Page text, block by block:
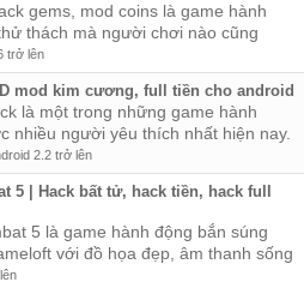
gems, mod coins là game hành
thách mà người chơi nào cũng
trở lên
mod kim cương, full tiền cho android
là một trong những game hành
nhiều người yêu thích nhất hiện nay.
2.2 trở lên
5 | Hack bất tử, hack tiền, hack full
5 là game hành động bắn súng
với đồ họa đẹp, âm thanh sống